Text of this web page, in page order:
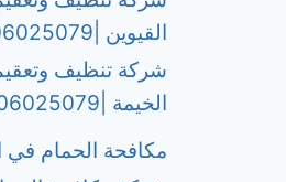
القيوين |0506025079
شركة تنظيف
الخيمة |0506025079
مكافحة الحمام في